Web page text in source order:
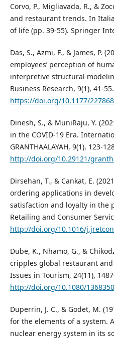
Corvo, P., Migliavada, R., &
and restaurant trends. In
of life (pp. 39-55). Springer
Das, S., Azmi, F., & James, P.
employees’ perception of
interpretive structural
Business Research, 9(1), 41-55.
https://doi.org/10.1177/
Dinesh, S., & MuniRaju, Y.
in the COVID-19 Era.
GRANTHAALAYAH, 9(1), 123-
http://doi.org/10.29121/
Dirsehan, T., & Cankat, E.
ordering applications in
satisfaction and loyalty in the
Retailing and Consumer
http://doi.org/10.1016/
Dube, K., Nhamo, G., &
cripples global restaurant
Issues in Tourism, 24(11),
http://doi.org/10.1080/
Duperrin, J. C., & Godet, M.
for the elements of a system.
nuclear energy system in its